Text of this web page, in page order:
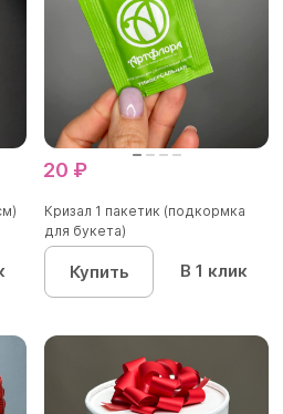
20 ₽
Кризал 1 пакетик (подкормка
для букета)
Купить В 1 клик